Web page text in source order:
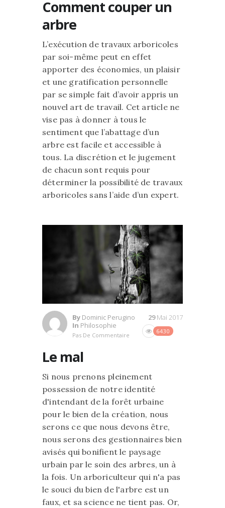
Comment couper un
arbre
L’exécution de travaux arboricoles
par soi-même peut en effet
apporter des économies, un plaisir
et une gratification personnelle
par se simple fait d’avoir appris un
nouvel art de travail. Cet article ne
vise pas à donner à tous le
sentiment que l’abattage d’un
arbre est facile et accessible à
tous. La discrétion et le jugement
de chacun sont requis pour
déterminer la possibilité de travaux
arboricoles sans l’aide d’un expert.
By Dominic Perugino
In Philosophie
Pas De Commentaire
6430
29Mai 2017
Le mal
Si nous prenons pleinement
possession de notre identité
d'intendant de la forêt urbaine
pour le bien de la création, nous
serons ce que nous devons être,
nous serons des gestionnaires bien
avisés qui bonifient le paysage
urbain par le soin des arbres, un à
la fois. Un arboriculteur qui n'a pas
le souci du bien de l'arbre est un
faux, et sa science ne tient pas. Or,